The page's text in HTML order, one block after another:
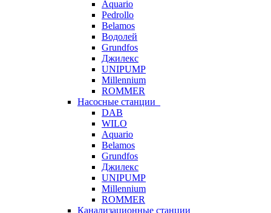
Aquario
Pedrollo
Belamos
Водолей
Grundfos
Джилекс
UNIPUMP
Millennium
ROMMER
Насосные станции
DAB
WILO
Aquario
Belamos
Grundfos
Джилекс
UNIPUMP
Millennium
ROMMER
Канализационные станции